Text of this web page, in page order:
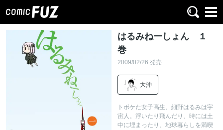
はるみねーしょん １
巻
2009/02/26 発売
大沖
トボケた女子高生、細野はるみは宇
宙人。浮いたり飛んだり、時には土
中に埋まったり、地球暮らしを満喫